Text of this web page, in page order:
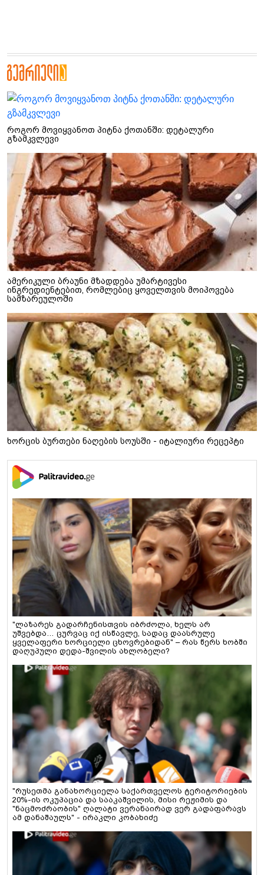
როგორ მოვიყვანოთ პიტნა ქოთანში: დეტალური
გზამკვლევი
ამერიკული ბრაუნი მზადდება უმარტივესი
ინგრედიენტებით, რომლებიც ყოველთვის მოიპოვება
სამზარეულოში
ხორცის ბურთები ნაღების სოუსში - იტალიური რეცეპტი
"ლაზარეს გადარჩენისთვის იბრძოლა, ხელს არ
უშვებდა… ცურვაც იქ ისწავლე, სადაც დაასრულე
ყველაფერი ხორციელი ცხოვრებიდან" – რას წერს ხობში
დაღუპული დედა-შვილის ახლობელი?
"რუსეთმა განახორციელა საქართველოს ტერიტორიების
20%-ის ოკუპაცია და სააკაშვილის, მისი რეჟიმის და
"ნაცმოძრაობის" ღალატი ვერანაირად ვერ გადაფარავს
ამ დანაშაულს" - ირაკლი კობახიძე